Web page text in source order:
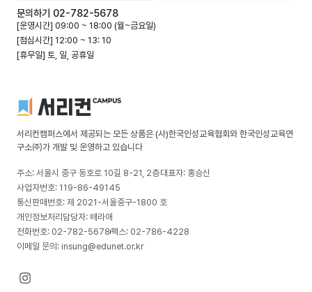
문의하기 02-782-5678
[운영시간] 09:00 ~ 18:00 (월~금요일)
[점심시간] 12:00 ~ 13: 10
[휴무일] 토, 일, 공휴일
서리컨캠퍼스에서 제공되는 모든 상품은 (사)한국인성교육협회와 한국인성교육연
구소㈜가 개발 및 운영하고 있습니다
주소: 서울시 중구 동호로 10길 8-21, 2층대표자: 홍승신
사업자번호: 119-86-49145
통신판매번호: 제 2021-서울중구-1800 호
개인정보처리담당자: 배라애
전화번호: 02-782-5678팩스: 02-786-4228
이메일 문의: insung@edunet.or.kr